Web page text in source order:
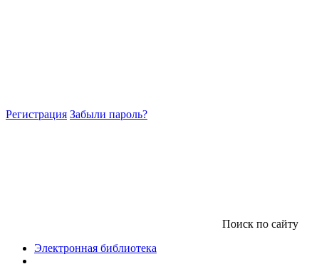
Регистрация Забыли пароль?
Поиск по сайту
Электронная библиотека